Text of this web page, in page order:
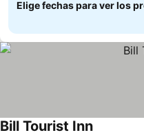
Elige fechas para ver los
Bill Tourist Inn